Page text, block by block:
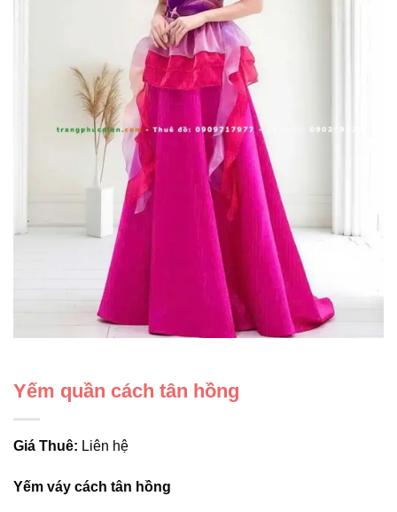
Yếm quần cách tân hồng
Giá Thuê: Liên hệ
Yếm váy cách tân hồng